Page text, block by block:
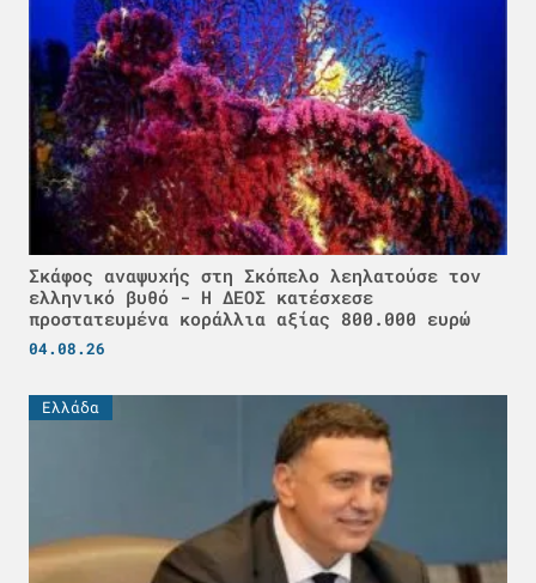
Σκάφος αναψυχής στη Σκόπελο λεηλατούσε τον
ελληνικό βυθό - H ΔΕΟΣ κατέσχεσε
προστατευμένα κοράλλια αξίας 800.000 ευρώ
04.08.26
Ελλάδα